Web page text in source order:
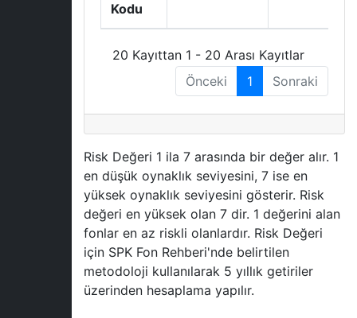
Kodu
20 Kayıttan 1 - 20 Arası Kayıtlar
Önceki
1 Sonraki
Risk Değeri 1 ila 7 arasında bir değer alır. 1
en düşük oynaklık seviyesini, 7 ise en
yüksek oynaklık seviyesini gösterir. Risk
değeri en yüksek olan 7 dir. 1 değerini alan
fonlar en az riskli olanlardır. Risk Değeri
için SPK Fon Rehberi'nde belirtilen
metodoloji kullanılarak 5 yıllık getiriler
üzerinden hesaplama yapılır.